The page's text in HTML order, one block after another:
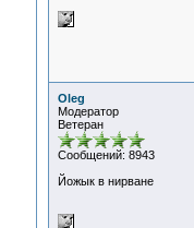
Oleg
Модератор
Ветеран
Сообщений: 8943
Йожык в нирване